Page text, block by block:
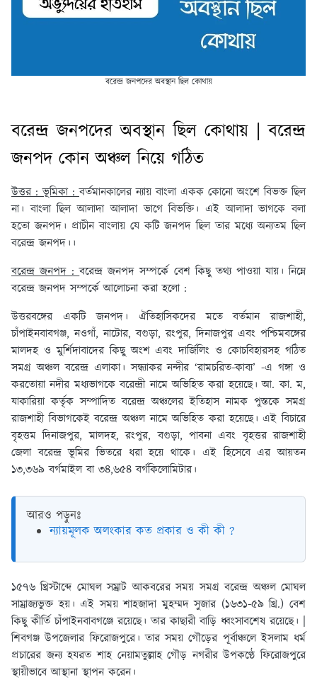
বরেন্দ্র জনপদের অবস্থান ছিল কোথায়
বরেন্দ্র জনপদের অবস্থান ছিল কোথায় | বরেন্দ্র
জনপদ কোন অঞ্চল নিয়ে গঠিত
উত্তর : ভূমিকা :বর্তমানকালের ন্যায় বাংলা একক কোনাে অংশে বিভক্ত ছিল
না। বাংলা ছিল আলাদা আলাদা ভাগে বিভক্তি। এই আলাদা ভাগকে বলা
হতাে জনপদ। প্রাচীন বাংলায় যে কটি জনপদ ছিল তার মধ্যে অন্যতম ছিল
বরেন্দ্র জনপদ।।
বরেন্দ্র জনপদ :বরেন্দ্র জনপদ সম্পর্কে বেশ কিছু তথ্য পাওয়া যায়। নিম্নে
বরেন্দ্র জনপদ সম্পর্কে আলােচনা করা হলাে :
উত্তরবঙ্গের একটি জনপদ। ঐতিহাসিকদের মতে বর্তমান রাজশাহী,
চাঁপাইনবাবগঞ্জ, নওগাঁ, নাটোর, বগুড়া, রংপুর, দিনাজপুর এবং পশ্চিমবঙ্গের
মালদহ ও মুর্শিদাবাদের কিছু অংশ এবং দার্জিলিং ও কোচবিহারসহ গঠিত
সমগ্র অঞ্চল বরেন্দ্র এলাকা। সন্ধ্যাকর নন্দীর ‘রামচরিত-কাব্য’ -এ গঙ্গা ও
করতােয়া নদীর মধ্যভাগকে বরেন্দ্রী নামে অভিহিত করা হয়েছে। আ. কা. ম,
যাকারিয়া কর্তৃক সম্পাদিত বরেন্দ্র অঞ্চলের ইতিহাস নামক পুস্তকে সমগ্র
রাজশাহী বিভাগকেই বরেন্দ্র অঞ্চল নামে অভিহিত করা হয়েছে। এই বিচারে
বৃহত্তম দিনাজপুর, মালদহ, রংপুর, বগুড়া, পাবনা এবং বৃহত্তর রাজশাহী
জেলা বরেন্দ্র ভূমির ভিতরে ধরা হয়ে থাকে। এই হিসেবে এর আয়তন
১৩,৩৬৯ বর্গমাইল বা ৩৪,৬৫৪ বর্গকিলােমিটার।
আরও পড়ুনঃ
ন্যায়মূলক অলংকার কত প্রকার ও কী কী ?
১৫৭৬ খ্রিস্টাব্দে মােঘল সম্রাট আকবরের সময় সমগ্র বরেন্দ্র অঞ্চল মােঘল
সাম্রাজ্যভুক্ত হয়। এই সময় শাহজাদা মুহম্মদ সুজার (১৬৩১-৫৯ খ্রি.) বেশ
কিছু কীর্তি চাঁপাইনবাবগঞ্জে রয়েছে। তার কাছারী বাড়ি ধ্বংসাবশেষ রয়েছে। |
শিবগঞ্জ উপজেলার ফিরােজপুরে। তার সময় গৌড়ের পূর্বাঞ্চলে ইসলাম ধর্ম
প্রচারের জন্য হযরত শাহ নেয়ামতুল্লাহ গৌড় নগরীর উপকণ্ঠে ফিরােজপুরে
স্থায়ীভাবে আস্থানা স্থাপন করেন।